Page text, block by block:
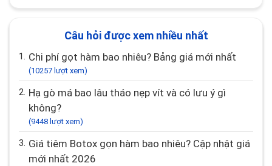
Câu hỏi được xem nhiều nhất
1. Chi phí gọt hàm bao nhiêu? Bảng giá mới nhất
(10257 lượt xem)
2. Hạ gò má bao lâu tháo nẹp vít và có lưu ý gì
không?
(9448 lượt xem)
3. Giá tiêm Botox gọn hàm bao nhiêu? Cập nhật giá
mới nhất 2026